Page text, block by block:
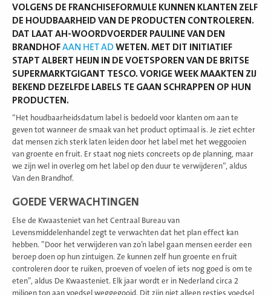
VOLGENS DE FRANCHISEFORMULE KUNNEN KLANTEN ZELF
DE HOUDBAARHEID VAN DE PRODUCTEN CONTROLEREN.
DAT LAAT AH-WOORDVOERDER PAULINE VAN DEN
BRANDHOFAAN HET AD WETEN. MET DIT INITIATIEF
STAPT ALBERT HEIJN IN DE VOETSPOREN VAN DE BRITSE
SUPERMARKTGIGANT TESCO. VORIGE WEEK MAAKTEN ZIJ
BEKEND DEZELFDE LABELS TE GAAN SCHRAPPEN OP HUN
PRODUCTEN.
“Het houdbaarheidsdatum label is bedoeld voor klanten om aan te
geven tot wanneer de smaak van het product optimaal is. Je ziet echter
dat mensen zich sterk laten leiden door het label met het weggooien
van groente en fruit. Er staat nog niets concreets op de planning, maar
we zijn wel in overleg om het label op den duur te verwijderen”, aldus
Van den Brandhof.
GOEDE VERWACHTINGEN
Else de Kwaasteniet van het Centraal Bureau van
Levensmiddelenhandel zegt te verwachten dat het plan effect kan
hebben. ”Door het verwijderen van zo’n label gaan mensen eerder een
beroep doen op hun zintuigen. Ze kunnen zelf hun groente en fruit
controleren door te ruiken, proeven of voelen of iets nog goed is om te
eten”, aldus De Kwaasteniet. Elk jaar wordt er in Nederland circa 2
miljoen ton aan voedsel weggegooid. Dit zijn niet alleen restjes voedsel